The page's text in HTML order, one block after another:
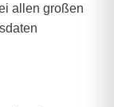
allen großen